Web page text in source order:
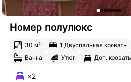
Номер полулюкс
30 м² 1 Двуспальная кровать
Ванна
Утюг Доп. кровать
×2